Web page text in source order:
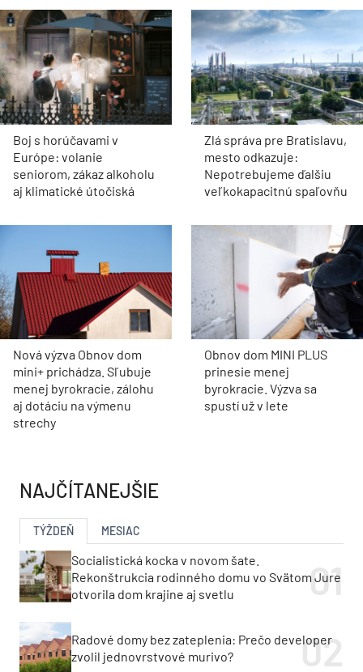
Boj s horúčavami v
Európe: volanie
seniorom, zákaz alkoholu
aj klimatické útočiská
Zlá správa pre Bratislavu,
mesto odkazuje:
Nepotrebujeme ďalšiu
veľkokapacitnú spaľovňu
Nová výzva Obnov dom
mini+ prichádza. Sľubuje
menej byrokracie, zálohu
aj dotáciu na výmenu
strechy
Obnov dom MINI PLUS
prinesie menej
byrokracie. Výzva sa
spustí už v lete
NAJČÍTANEJŠIE
TÝŽDEŇ MESIAC
Socialistická kocka v novom šate.
Rekonštrukcia rodinného domu vo Svätom Jure
otvorila dom krajine aj svetlu
Radové domy bez zateplenia: Prečo developer
zvolil jednovrstvové murivo?